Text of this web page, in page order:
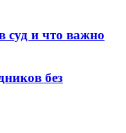
суд и что важно
без